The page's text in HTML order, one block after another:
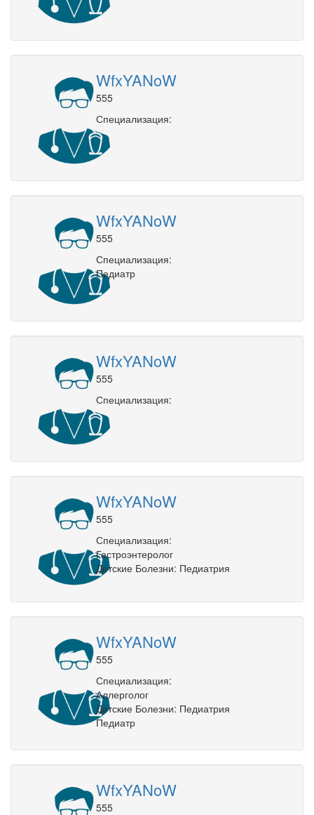
WfxYANoW
555
Специализация:
WfxYANoW
555
Специализация:
Педиатр
WfxYANoW
555
Специализация:
WfxYANoW
555
Специализация:
Гастроэнтеролог
Детские Болезни: Педиатрия
WfxYANoW
555
Специализация:
Аллерголог
Детские Болезни: Педиатрия
Педиатр
WfxYANoW
555